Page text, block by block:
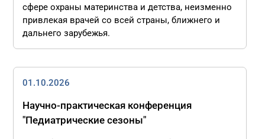
сфере охраны материнства и детства, неизменно
привлекая врачей со всей страны, ближнего и
дальнего зарубежья.
01.10.2026
Научно-практическая конференция
"Педиатрические сезоны"